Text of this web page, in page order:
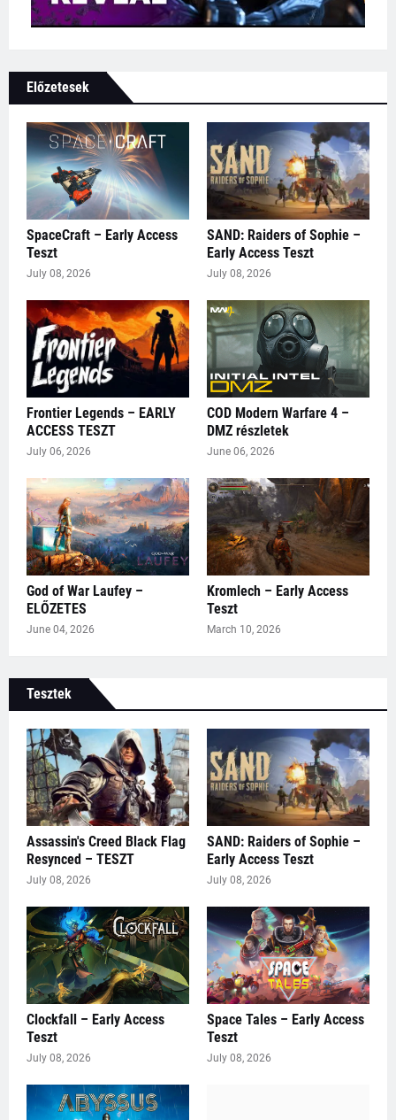
Előzetesek
SpaceCraft – Early Access
Teszt
July 08, 2026
SAND: Raiders of Sophie –
Early Access Teszt
July 08, 2026
Frontier Legends – EARLY
ACCESS TESZT
July 06, 2026
COD Modern Warfare 4 –
DMZ részletek
June 06, 2026
God of War Laufey –
ELŐZETES
June 04, 2026
Kromlech – Early Access
Teszt
March 10, 2026
Tesztek
Assassin's Creed Black Flag
Resynced – TESZT
July 08, 2026
SAND: Raiders of Sophie –
Early Access Teszt
July 08, 2026
Clockfall – Early Access
Teszt
July 08, 2026
Space Tales – Early Access
Teszt
July 08, 2026